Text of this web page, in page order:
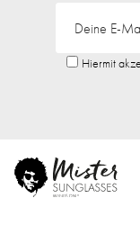
Hiermit